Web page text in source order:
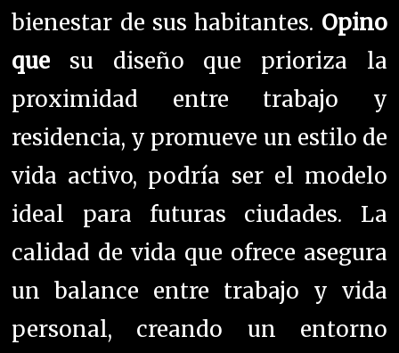
bienestar de sus habitantes. Opino
que su diseño que prioriza la
proximidad entre trabajo y
residencia, y promueve un estilo de
vida activo, podría ser el modelo
ideal para futuras ciudades. La
calidad de vida que ofrece asegura
un balance entre trabajo y vida
personal, creando un entorno